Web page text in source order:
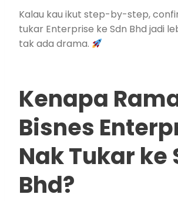
Kalau kau ikut step-by-step,
tukar Enterprise ke Sdn Bhd jadi
tak ada drama.
Kenapa
Bisnes
Nak Tukar ke
Bhd?